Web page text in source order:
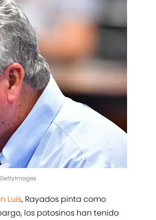
Luis, Rayados pinta como
los potosinos han tenido